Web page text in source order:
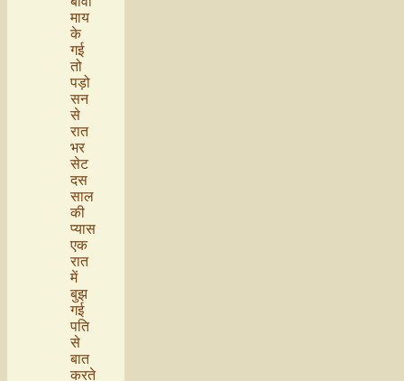
माय
के
गई
तो
पड़ो
सन
से
रात
भर
सेट
दस
साल
की
प्यास
एक
रात
में
बुझ
गई
पति
से
बात
करते